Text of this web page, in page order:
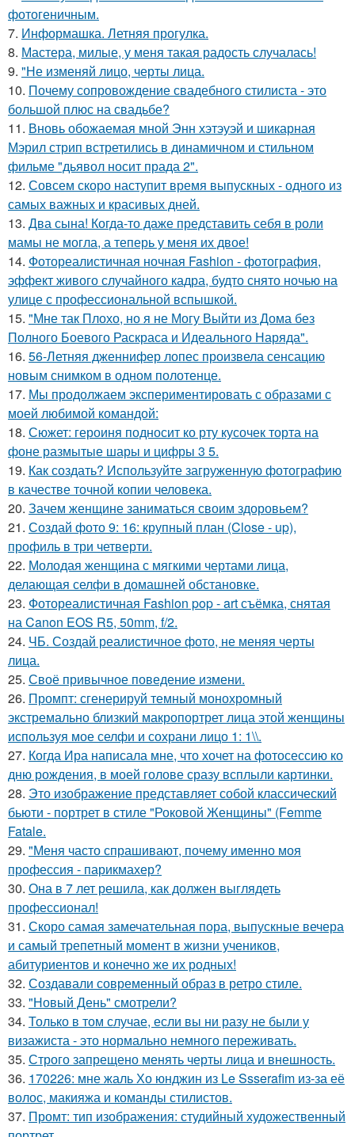
фотогеничным.
7. Информашка. Летняя прогулка.
8. Мастера, милые, у меня такая радость случалась!
9. "Не изменяй лицо, черты лица.
10. Почему сопровождение свадебного стилиста - это
большой плюс на свадьбе?
11. Вновь обожаемая мной Энн хэтэуэй и шикарная
Мэрил стрип встретились в динамичном и стильном
фильме "дьявол носит прада 2".
12. Совсем скоро наступит время выпускных - одного из
самых важных и красивых дней.
13. Два сына! Когда-то даже представить себя в роли
мамы не могла, а теперь у меня их двое!
14. Фотореалистичная ночная Fashion - фотография,
эффект живого случайного кадра, будто снято ночью на
улице с профессиональной вспышкой.
15. "Мне так Плохо, но я не Могу Выйти из Дома без
Полного Боевого Раскраса и Идеального Наряда".
16. 56-Летняя дженнифер лопес произвела сенсацию
новым снимком в одном полотенце.
17. Мы продолжаем экспериментировать с образами с
моей любимой командой:
18. Сюжет: героиня подносит ко рту кусочек торта на
фоне размытые шары и цифры 3 5.
19. Как создать? Используйте загруженную фотографию
в качестве точной копии человека.
20. Зачем женщине заниматься своим здоровьем?
21. Создай фото 9: 16: крупный план (Close - up),
профиль в три четверти.
22. Молодая женщина с мягкими чертами лица,
делающая селфи в домашней обстановке.
23. Фотореалистичная Fashion pop - art съёмка, снятая
на Canon EOS R5, 50mm, f/2.
24. ЧБ. Создай реалистичное фото, не меняя черты
лица.
25. Своё привычное поведение измени.
26. Промпт: сгенерируй темный монохромный
экстремально близкий макропортрет лица этой женщины
используя мое селфи и сохрани лицо 1: 1\\.
27. Когда Ира написала мне, что хочет на фотосессию ко
дню рождения, в моей голове сразу всплыли картинки.
28. Это изображение представляет собой классический
бьюти - портрет в стиле "Роковой Женщины" (Femme
Fatale.
29. "Меня часто спрашивают, почему именно моя
профессия - парикмахер?
30. Она в 7 лет решила, как должен выглядеть
профессионал!
31. Скоро самая замечательная пора, выпускные вечера
и самый трепетный момент в жизни учеников,
абитуриентов и конечно же их родных!
32. Создавали современный образ в ретро стиле.
33. "Новый День" смотрели?
34. Только в том случае, если вы ни разу не были у
визажиста - это нормально немного переживать.
35. Строго запрещено менять черты лица и внешность.
36. 170226: мне жаль Хо юнджин из Le Ssserafim из-за её
волос, макияжа и команды стилистов.
37. Промт: тип изображения: студийный художественный